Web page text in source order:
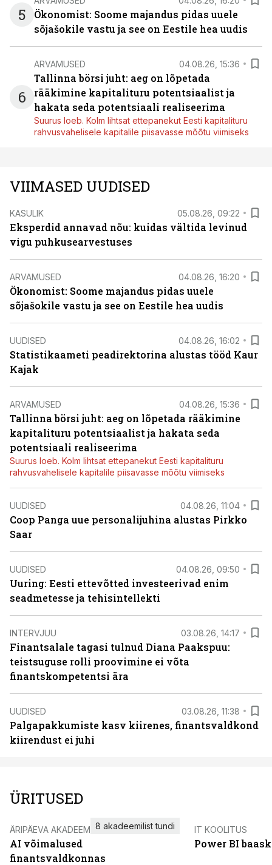
5
Ökonomist: Soome majandus pidas uuele
sõjašokile vastu ja see on Eestile hea uudis
6
ARVAMUSED 04.08.26, 15:36
Tallinna börsi juht: aeg on lõpetada
rääkimine kapitalituru potentsiaalist ja
hakata seda potentsiaali realiseerima
Suurus loeb. Kolm lihtsat ettepanekut Eesti kapitalituru
rahvusvahelisele kapitalile piisavasse mõõtu viimiseks
VIIMASED UUDISED
KASULIK 05.08.26, 09:22
Eksperdid annavad nõu: kuidas vältida levinud
vigu puhkusearvestuses
ARVAMUSED 04.08.26, 16:20
Ökonomist: Soome majandus pidas uuele
sõjašokile vastu ja see on Eestile hea uudis
UUDISED 04.08.26, 16:02
Statistikaameti peadirektorina alustas tööd Kaur
Kajak
ARVAMUSED 04.08.26, 15:36
Tallinna börsi juht: aeg on lõpetada rääkimine
kapitalituru potentsiaalist ja hakata seda
potentsiaali realiseerima
Suurus loeb. Kolm lihtsat ettepanekut Eesti kapitalituru
rahvusvahelisele kapitalile piisavasse mõõtu viimiseks
UUDISED 04.08.26, 11:04
Coop Panga uue personalijuhina alustas Pirkko
Saar
UUDISED 04.08.26, 09:50
Uuring: Eesti ettevõtted investeerivad enim
seadmetesse ja tehisintellekti
INTERVJUU 03.08.26, 14:17
Finantsalale tagasi tulnud Diana Paakspuu:
teistsuguse rolli proovimine ei võta
finantskompetentsi ära
UUDISED 03.08.26, 11:38
Palgapakkumiste kasv kiirenes, finantsvaldkond
kiirendust ei juhi
ÜRITUSED
ÄRIPÄEVA AKADEEMIA
AI võimalused
finantsvaldkonnas
8 akadeemilist tundi IT KOOLITUS
Power BI